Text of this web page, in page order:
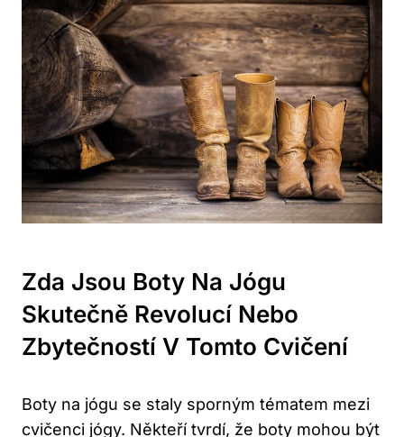
Zda Jsou Boty Na Jógu
Skutečně Revolucí Nebo
Zbytečností V Tomto Cvičení
Boty na jógu se staly sporným tématem mezi
cvičenci jógy. Někteří tvrdí, že boty mohou být